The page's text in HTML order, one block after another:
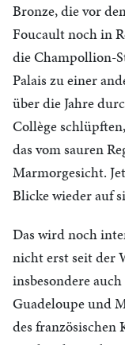
Bronze, die vor
Foucault noch in
die Champollion-
Palais zu einer
über die Jahre
Collège
das vom sauren
Marmorgesicht.
Blicke wieder auf
Das wird noch
nicht erst seit der
insbesondere
Guadeloupe und
des französischen